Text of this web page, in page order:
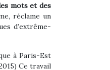
mots et des
réclame un
d’extrême-
à Paris-Est
Ce travail